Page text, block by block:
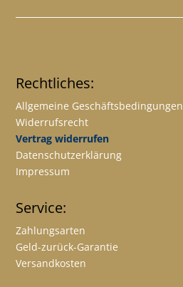
Rechtliches:
Allgemeine Geschäftsbedingungen
Widerrufsrecht
Vertrag widerrufen
Datenschutzerklärung
Impressum
Service:
Zahlungsarten
Geld-zurück-Garantie
Versandkosten